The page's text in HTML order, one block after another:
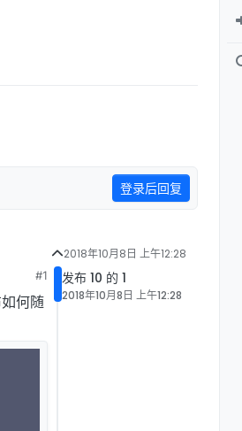
登录后回复
#1
何随
2018年10月8日 上午12:28
发布 10 的 1
2018年10月8日 上午12:28